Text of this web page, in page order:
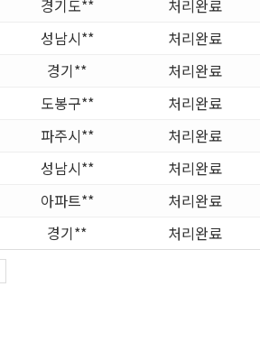
경기도** 처리완료
성남시** 처리완료
경기** 처리완료
도봉구** 처리완료
파주시** 처리완료
성남시** 처리완료
아파트** 처리완료
경기** 처리완료